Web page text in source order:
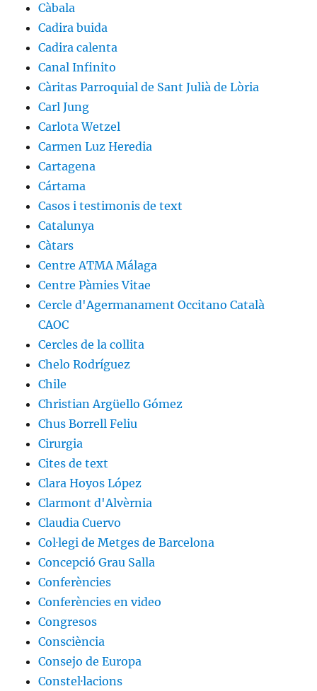
Càbala
Cadira buida
Cadira calenta
Canal Infinito
Càritas Parroquial de Sant Julià de Lòria
Carl Jung
Carlota Wetzel
Carmen Luz Heredia
Cartagena
Cártama
Casos i testimonis de text
Catalunya
Càtars
Centre ATMA Málaga
Centre Pàmies Vitae
Cercle d'Agermanament Occitano Català
CAOC
Cercles de la collita
Chelo Rodríguez
Chile
Christian Argüello Gómez
Chus Borrell Feliu
Cirurgia
Cites de text
Clara Hoyos López
Clarmont d'Alvèrnia
Claudia Cuervo
Col·legi de Metges de Barcelona
Concepció Grau Salla
Conferències
Conferències en video
Congresos
Consciència
Consejo de Europa
Constel·lacions